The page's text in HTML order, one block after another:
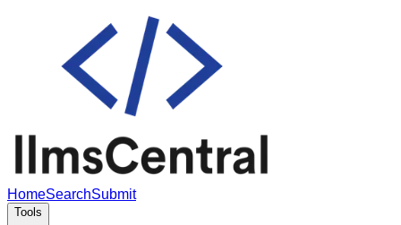
HomeSearchSubmit
Tools